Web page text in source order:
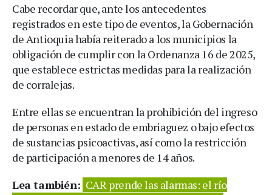
Cabe recordar que, ante los antecedentes
registrados en este tipo de eventos, la Gobernación
de Antioquia había reiterado a los municipios la
obligación de cumplir con la Ordenanza 16 de 2025,
que establece estrictas medidas para la realización
de corralejas.
Entre ellas se encuentran la prohibición del ingreso
de personas en estado de embriaguez o bajo efectos
de sustancias psicoactivas, así como la restricción
de participación a menores de 14 años.
Lea también: CAR prende las alarmas: el río